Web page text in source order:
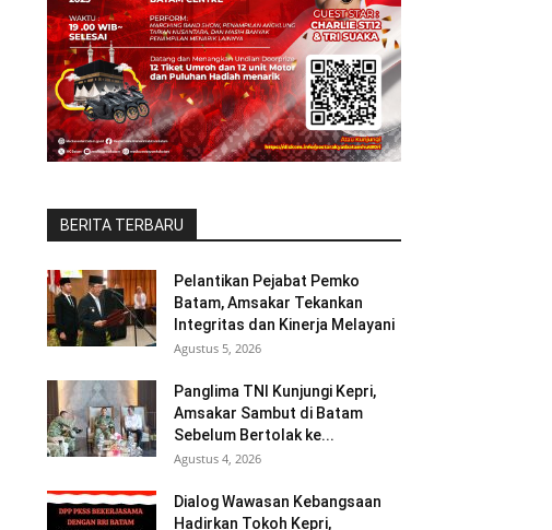
BERITA TERBARU
Pelantikan Pejabat Pemko
Batam, Amsakar Tekankan
Integritas dan Kinerja Melayani
Agustus 5, 2026
Panglima TNI Kunjungi Kepri,
Amsakar Sambut di Batam
Sebelum Bertolak ke...
Agustus 4, 2026
Dialog Wawasan Kebangsaan
Hadirkan Tokoh Kepri,